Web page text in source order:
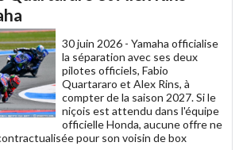
30 juin 2026 - Yamaha officialise
la séparation avec ses deux
pilotes officiels, Fabio
Quartararo et Alex Rins, à
compter de la saison 2027. Si le
niçois est attendu dans l'équipe
officielle Honda, aucune offre ne
pour son voisin de box